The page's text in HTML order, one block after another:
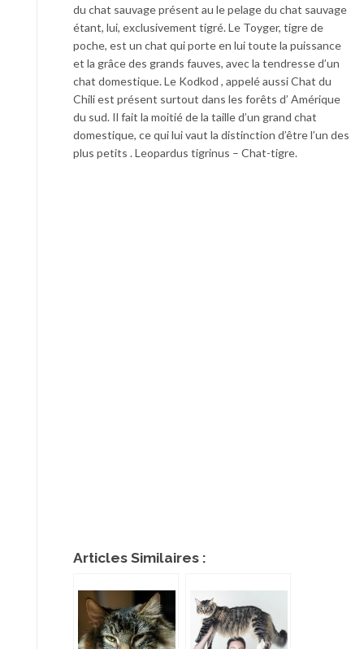
du chat sauvage présent au le pelage du chat sauvage
étant, lui, exclusivement tigré. Le Toyger, tigre de
poche, est un chat qui porte en lui toute la puissance
et la grâce des grands fauves, avec la tendresse d’un
chat domestique. Le Kodkod , appelé aussi Chat du
Chili est présent surtout dans les forêts d’ Amérique
du sud. Il fait la moitié de la taille d’un grand chat
domestique, ce qui lui vaut la distinction d’être l’un des
plus petits . Leopardus tigrinus – Chat-tigre.
Articles Similaires :